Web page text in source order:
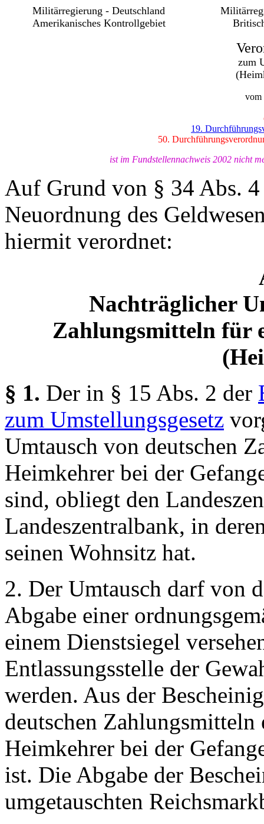
Militärregierung - Deutschland
Amerikanisches Kontrollgebiet
zum
vom
19.
50.
ist im Fundstellennachweis 2002 nicht
Auf Grund von § 34 Abs. 4
Neuordnung des
hiermit verordnet:
Nachträglicher
Zahlungsmitteln für
§ 1. Der in § 15 Abs. 2 der
zum Umstellungsgesetz
Umtausch von deutschen
Heimkehrer bei der
sind, obliegt den
Landeszentralbank, in
seinen Wohnsitz hat.
2. Der Umtausch darf von
Abgabe einer
einem Dienstsiegel
Entlassungsstelle der
werden. Aus der
deutschen
Heimkehrer bei der
ist. Die Abgabe der
umgetauschten